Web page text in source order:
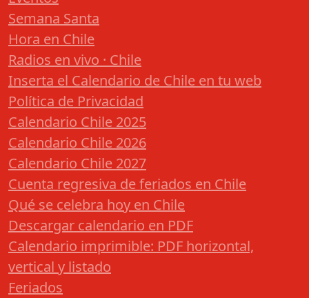
Semana Santa
Hora en Chile
Radios en vivo · Chile
Inserta el Calendario de Chile en tu web
Política de Privacidad
Calendario Chile 2025
Calendario Chile 2026
Calendario Chile 2027
Cuenta regresiva de feriados en Chile
Qué se celebra hoy en Chile
Descargar calendario en PDF
Calendario imprimible: PDF horizontal,
vertical y listado
Feriados